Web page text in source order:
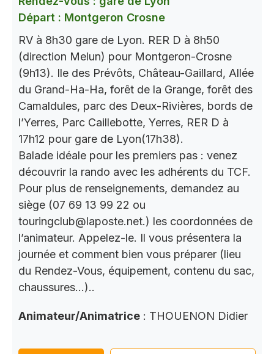
Départ : Montgeron Crosne
RV à 8h30 gare de Lyon. RER D à 8h50
(direction Melun) pour Montgeron-Crosne
(9h13). Ile des Prévôts, Château-Gaillard, Allée
du Grand-Ha-Ha, forêt de la Grange, forêt des
Camaldules, parc des Deux-Rivières, bords de
l’Yerres, Parc Caillebotte, Yerres, RER D à
17h12 pour gare de Lyon(17h38).
Balade idéale pour les premiers pas : venez
découvrir la rando avec les adhérents du TCF.
Pour plus de renseignements, demandez au
siège (07 69 13 99 22 ou
touringclub@laposte.net.) les coordonnées de
l’animateur. Appelez-le. Il vous présentera la
journée et comment bien vous préparer (lieu
du Rendez-Vous, équipement, contenu du sac,
chaussures…)..
Animateur/Animatrice : THOUENON Didier